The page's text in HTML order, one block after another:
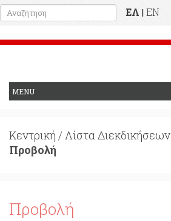
ΕΛ | EN
Κεντρική / Λίστα Διεκδικήσεων
Προβολή
Προβολή